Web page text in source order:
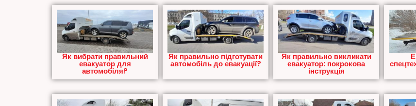
Як вибрати правильний
евакуатор для
автомобіля?
Як правильно підготувати
автомобіль до евакуації?
Як правильно викликати
евакуатор: покрокова
інструкція